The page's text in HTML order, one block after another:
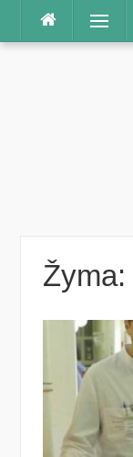
Praleisti
Meniu
Žyma: